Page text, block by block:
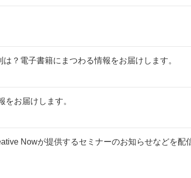
？電子書籍にまつわる情報をお届けします。
お届けします。
Nowが提供するセミナーのお知らせなどを配